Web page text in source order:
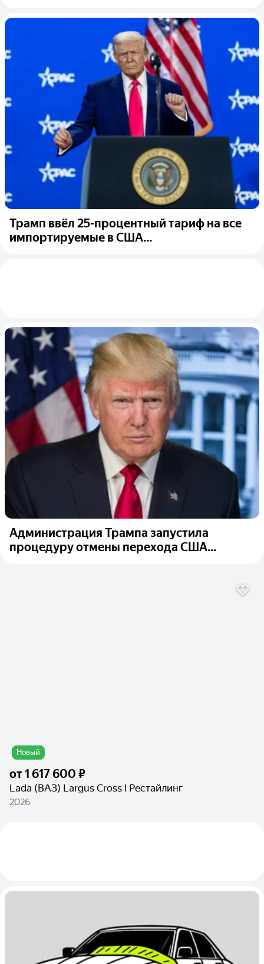
Трамп ввёл 25-процентный тариф на все
импортируемые в США...
Администрация Трампа запустила
процедуру отмены перехода США...
Новый
от1 617 600 ₽
Lada (ВАЗ) Largus Cross I Рестайлинг
2026